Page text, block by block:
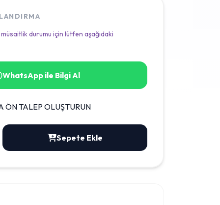
durumu için lütfen aşağıdaki
WhatsApp ile Bilgi Al
ÖN TALEP OLUŞTURUN
Sepete Ekle